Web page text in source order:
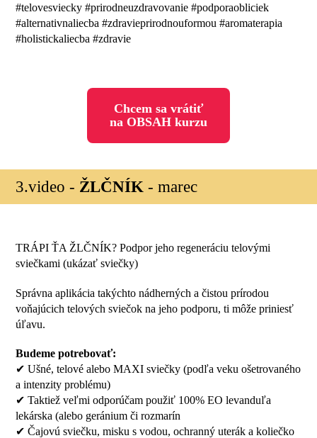
#telovesviecky #prirodneuzdravovanie #podporaobliciek
#alternativnaliecba #zdravieprirodnouformou #aromaterapia
#holistickaliecba #zdravie
Chcem sa vrátiť
na OBSAH kurzu
3.video - ŽLČNÍK - marec
TRÁPI ŤA ŽLČNÍK? Podpor jeho regeneráciu telovými
sviečkami (ukázať sviečky)
Správna aplikácia takýchto nádherných a čistou prírodou
voňajúcich telových sviečok na jeho podporu, ti môže priniesť
úľavu.
Budeme potrebovať:
✔ Ušné, telové alebo MAXI sviečky (podľa veku ošetrovaného
a intenzity problému)
✔ Taktiež veľmi odporúčam použiť 100% EO levanduľa
lekárska (alebo geránium či rozmarín
✔ Čajovú sviečku, misku s vodou, ochranný uterák a koliečko